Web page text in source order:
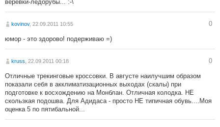
веревки-ледорубы... :-\
kovinov, 22.09.2011 10:55 0
юмор - это здорово! подерживаю =)
kruss , 22.09.2011 00:18 0
Отличные трекинговые кроссовки. В августе наилучшим образом
показали себя в акклиматизационных выходах (скалы) при
подготовке к восхождению на Монблан. Отличная колодка. НЕ
скользкая подошва. Для Адидаса - просто НЕ типичная обувь....Моя
оценка 5 по пятибальной...